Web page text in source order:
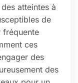
atteintes à
de
fréquente
ces
des
des